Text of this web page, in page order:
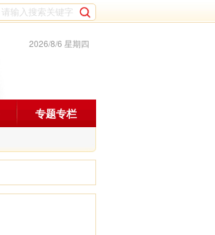
2026/8/6 星期四
专题专栏